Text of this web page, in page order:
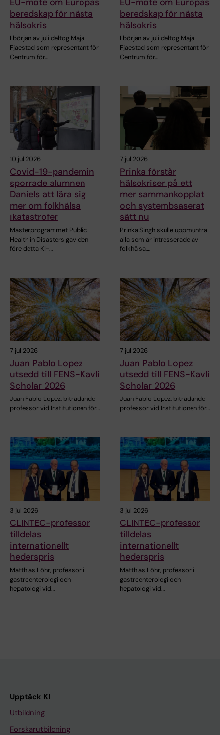
beredskap för nästa
hälsokris
I början av juli deltog Maja
Fjaestad som representant för
Centrum för…
beredskap för nästa
hälsokris
I början av juli deltog Maja
Fjaestad som representant för
Centrum för…
10 jul 2026
Covid-19-pandemin
sporrade alumnen
Daniels att lära sig
mer om folkhälsa
ikatastrofer
Masterprogrammet Public
Health in Disasters gav den
före detta KI-…
7 jul 2026
Prinka förstår
hälsokriser på ett
mer sammankopplat
och systembsaserat
sätt nu
Prinka Singh skulle uppmuntra
alla som är intresserade av
folkhälsa,…
7 jul 2026
Juan Pablo Lopez
utsedd till FENS-Kavli
Scholar 2026
Juan Pablo Lopez, biträdande
professor vid Institutionen för…
7 jul 2026
Juan Pablo Lopez
utsedd till FENS-Kavli
Scholar 2026
Juan Pablo Lopez, biträdande
professor vid Institutionen för…
3 jul 2026
CLINTEC-professor
tilldelas
internationellt
hederspris
Matthias Löhr, professor i
gastroenterologi och
hepatologi vid…
3 jul 2026
CLINTEC-professor
tilldelas
internationellt
hederspris
Matthias Löhr, professor i
gastroenterologi och
hepatologi vid…
Upptäck KI
Utbildning
Forskarutbildning